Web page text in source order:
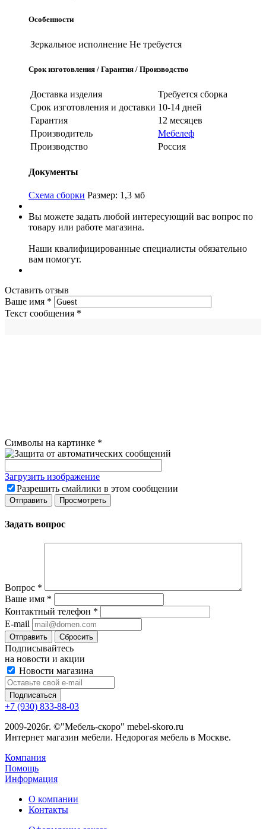
Особенности
Зеркальное исполнение Не требуется
Срок изготовления / Гарантия / Производство
Доставка изделия
Требуется сборка
Срок изготовления и доставки 10-14 дней
Гарантия
12 месяцев
Производитель
Мебелеф
Производство
Россия
Документы
Схема сборки Размер: 1,3 мб
Вы можете задать любой интересующий вас вопрос по
товару или работе магазина.
Наши квалифицированные специалисты обязательно
вам помогут.
Оставить отзыв
Ваше имя *
Текст сообщения *
Символы на картинке *
Загрузить изображение
Разрешить смайлики в этом сообщении
Задать вопрос
Вопрос *
Ваше имя *
Контактный телефон *
E-mail
Сбросить
Подписывайтесь
на новости и акции
Новости магазина
+7 (930) 833-88-03
2009-2026г. ©"Мебель-скоро" mebel-skoro.ru
Интернет магазин мебели. Недорогая мебель в Москве.
Компания
Помощь
Информация
О компании
Контакты